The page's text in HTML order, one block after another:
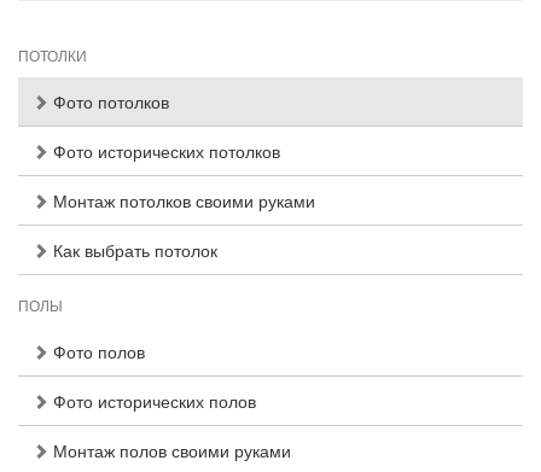
ПОТОЛКИ
Фото потолков
Фото исторических потолков
Монтаж потолков своими руками
Как выбрать потолок
ПОЛЫ
Фото полов
Фото исторических полов
Монтаж полов своими руками